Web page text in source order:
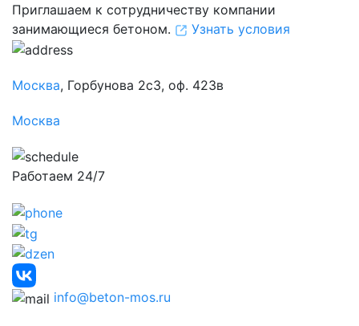
Приглашаем к сотрудничеству компании
занимающиеся бетоном.
Узнать условия
Москва, Горбунова 2с3, оф. 423в
Москва
Работаем 24/7
info@beton-mos.ru